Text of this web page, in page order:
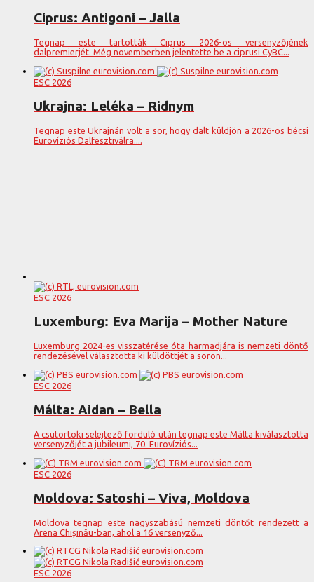
Ciprus: Antigoni – Jalla
Tegnap este tartották Ciprus 2026-os versenyzőjének
dalpremierjét. Még novemberben jelentette be a ciprusi CyBC...
ESC 2026
Ukrajna: Leléka – Ridnym
Tegnap este Ukrajnán volt a sor, hogy dalt küldjön a 2026-os bécsi
Eurovíziós Dalfesztiválra....
ESC 2026
Luxemburg: Eva Marija – Mother Nature
Luxemburg 2024-es visszatérése óta harmadjára is nemzeti döntő
rendezésével választotta ki küldöttjét a soron...
ESC 2026
Málta: Aidan – Bella
A csütörtöki selejtező forduló után tegnap este Málta kiválasztotta
versenyzőjét a jubileumi, 70. Eurovíziós...
ESC 2026
Moldova: Satoshi – Viva, Moldova
Moldova tegnap este nagyszabású nemzeti döntőt rendezett a
Arena Chișinău-ban, ahol a 16 versenyző...
ESC 2026